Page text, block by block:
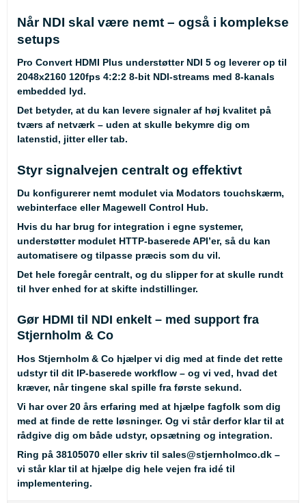
Når NDI skal være nemt – også i komplekse
setups
Pro Convert HDMI Plus understøtter NDI 5 og leverer op til
2048x2160 120fps 4:2:2 8-bit NDI-streams med 8-kanals
embedded lyd.
Det betyder, at du kan levere signaler af høj kvalitet på
tværs af netværk – uden at skulle bekymre dig om
latenstid, jitter eller tab.
Styr signalvejen centralt og effektivt
Du konfigurerer nemt modulet via Modators touchskærm,
webinterface eller Magewell Control Hub.
Hvis du har brug for integration i egne systemer,
understøtter modulet HTTP-baserede API’er, så du kan
automatisere og tilpasse præcis som du vil.
Det hele foregår centralt, og du slipper for at skulle rundt
til hver enhed for at skifte indstillinger.
Gør HDMI til NDI enkelt – med support fra
Stjernholm & Co
Hos Stjernholm & Co hjælper vi dig med at finde det rette
udstyr til dit IP-baserede workflow – og vi ved, hvad det
kræver, når tingene skal spille fra første sekund.
Vi har over 20 års erfaring med at hjælpe fagfolk som dig
med at finde de rette løsninger. Og vi står derfor klar til at
rådgive dig om både udstyr, opsætning og integration.
Ring på 38105070 eller skriv til sales@stjernholmco.dk –
vi står klar til at hjælpe dig hele vejen fra idé til
implementering.